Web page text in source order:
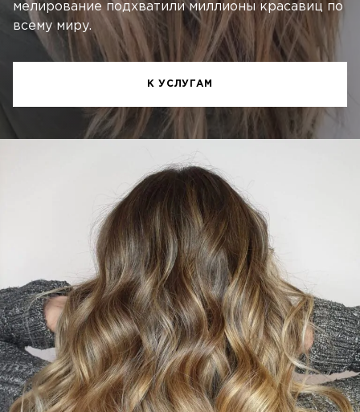
мелирование подхватили миллионы красавиц по
всему миру.
К УСЛУГАМ